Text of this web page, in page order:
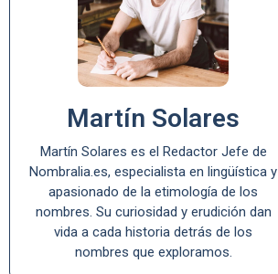
Martín Solares
Martín Solares es el Redactor Jefe de
Nombralia.es, especialista en lingüística y
apasionado de la etimología de los
nombres. Su curiosidad y erudición dan
vida a cada historia detrás de los
nombres que exploramos.